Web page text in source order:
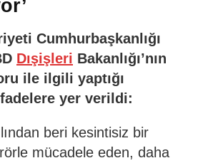
Cumhurbaşkanlığı
Dışişleri Bakanlığı’nın
ile ilgili yaptığı
yer verildi:
beri kesintisiz bir
mücadele eden, daha